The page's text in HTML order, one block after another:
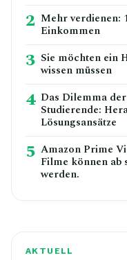
2 Mehr verdienen:
Einkommen
3 Sie möchten ein
wissen müssen
4 Das Dilemma
Studierende:
Lösungsansätze
5 Amazon Prime
Filme können ab
werden.
AKTUELL